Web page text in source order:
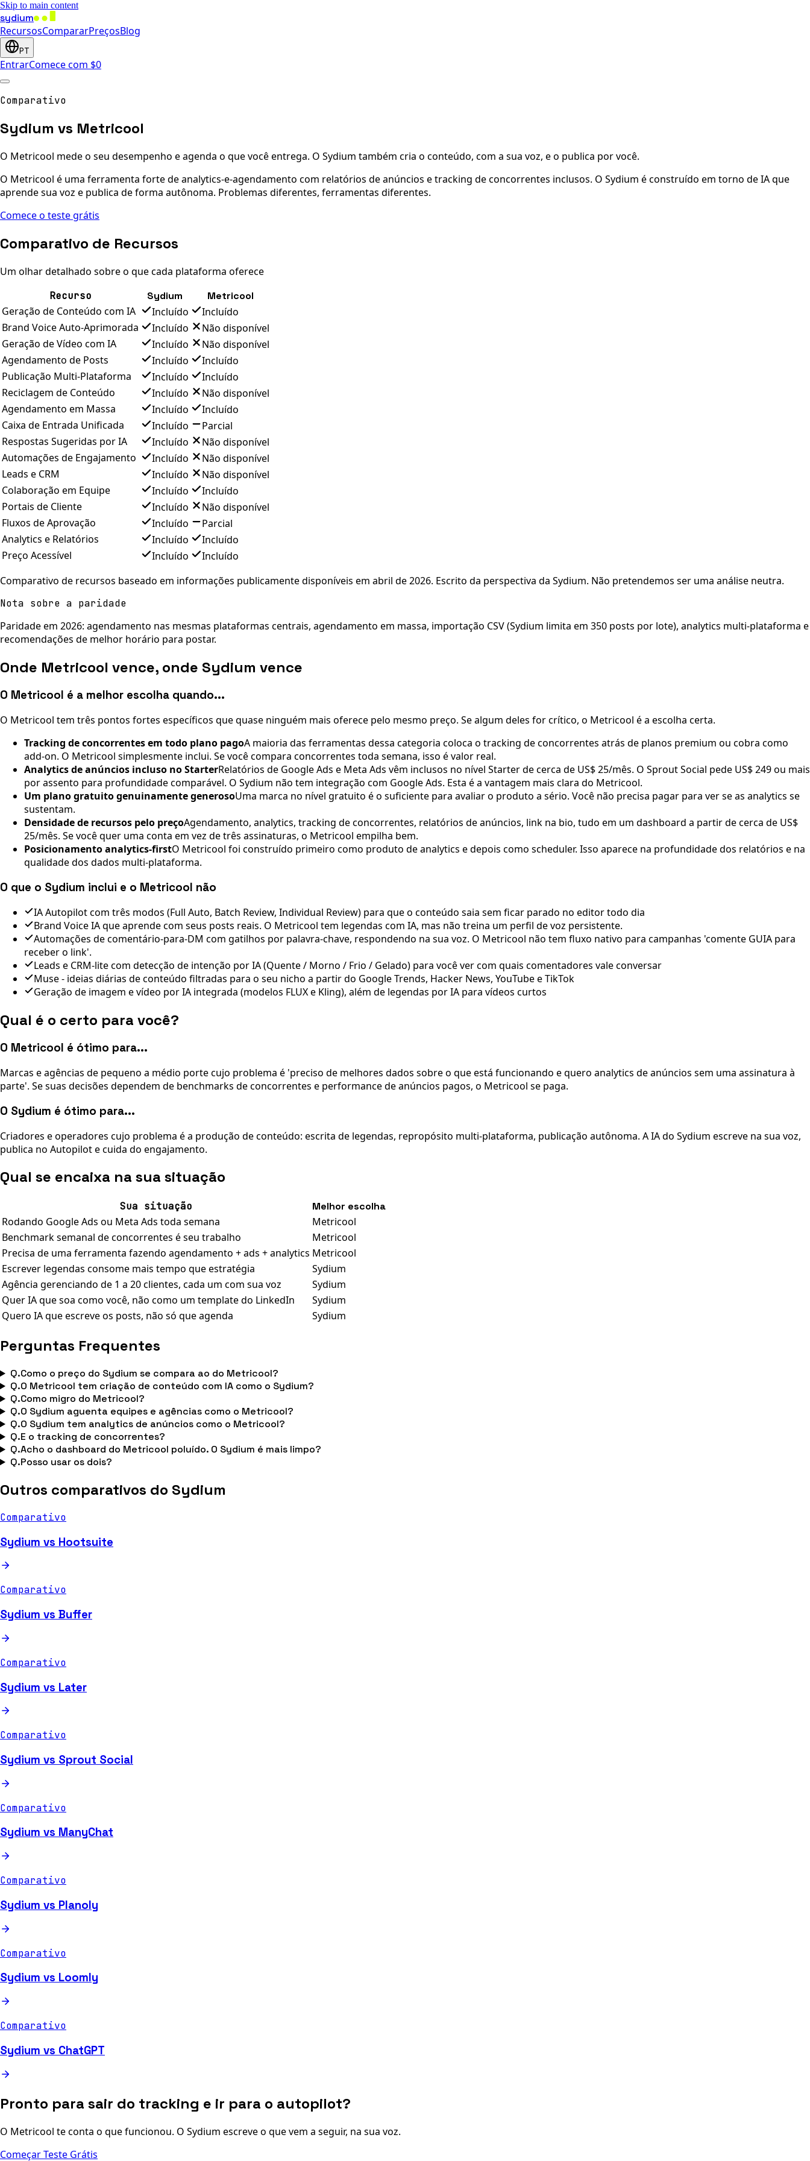
Skip to main content
sydium
RecursosCompararPreçosBlog
PT
EntrarComece com $0
Comparativo
Sydium vs Metricool
O Metricool mede o seu desempenho e agenda o que você entrega. O Sydium também cria o conteúdo, com a sua voz, e o publica por você.
O Metricool é uma ferramenta forte de analytics-e-agendamento com relatórios de anúncios e tracking de concorrentes inclusos. O Sydium é construído em torno de IA que
aprende sua voz e publica de forma autônoma. Problemas diferentes, ferramentas diferentes.
Comece o teste grátis
Comparativo de Recursos
Um olhar detalhado sobre o que cada plataforma oferece
Recurso Sydium Metricool
Geração de Conteúdo com IA Incluído
Incluído
Brand Voice Auto-Aprimorada
Incluído
Não disponível
Geração de Vídeo com IA
Incluído
Não disponível
Agendamento de Posts
Incluído
Incluído
Publicação Multi-Plataforma
Incluído
Incluído
Reciclagem de Conteúdo
Incluído
Não disponível
Agendamento em Massa
Incluído
Incluído
Caixa de Entrada Unificada
Incluído
Parcial
Respostas Sugeridas por IA
Incluído
Não disponível
Automações de Engajamento
Incluído
Não disponível
Leads e CRM
Incluído
Não disponível
Colaboração em Equipe
Incluído
Incluído
Portais de Cliente
Incluído
Não disponível
Fluxos de Aprovação
Incluído
Parcial
Analytics e Relatórios
Incluído
Incluído
Preço Acessível
Incluído
Incluído
Comparativo de recursos baseado em informações publicamente disponíveis em abril de 2026. Escrito da perspectiva da Sydium. Não pretendemos ser uma análise neutra.
Nota sobre a paridade
Paridade em 2026: agendamento nas mesmas plataformas centrais, agendamento em massa, importação CSV (Sydium limita em 350 posts por lote), analytics multi-plataforma e
recomendações de melhor horário para postar.
Onde Metricool vence, onde Sydium vence
O Metricool é a melhor escolha quando...
O Metricool tem três pontos fortes específicos que quase ninguém mais oferece pelo mesmo preço. Se algum deles for crítico, o Metricool é a escolha certa.
Tracking de concorrentes em todo plano pagoA maioria das ferramentas dessa categoria coloca o tracking de concorrentes atrás de planos premium ou cobra como
add-on. O Metricool simplesmente inclui. Se você compara concorrentes toda semana, isso é valor real.
Analytics de anúncios incluso no StarterRelatórios de Google Ads e Meta Ads vêm inclusos no nível Starter de cerca de US$ 25/mês. O Sprout Social pede US$ 249 ou mais
por assento para profundidade comparável. O Sydium não tem integração com Google Ads. Esta é a vantagem mais clara do Metricool.
Um plano gratuito genuinamente generosoUma marca no nível gratuito é o suficiente para avaliar o produto a sério. Você não precisa pagar para ver se as analytics se
sustentam.
Densidade de recursos pelo preçoAgendamento, analytics, tracking de concorrentes, relatórios de anúncios, link na bio, tudo em um dashboard a partir de cerca de US$
25/mês. Se você quer uma conta em vez de três assinaturas, o Metricool empilha bem.
Posicionamento analytics-firstO Metricool foi construído primeiro como produto de analytics e depois como scheduler. Isso aparece na profundidade dos relatórios e na
qualidade dos dados multi-plataforma.
O que o Sydium inclui e o Metricool não
IA Autopilot com três modos (Full Auto, Batch Review, Individual Review) para que o conteúdo saia sem ficar parado no editor todo dia
Brand Voice IA que aprende com seus posts reais. O Metricool tem legendas com IA, mas não treina um perfil de voz persistente.
Automações de comentário-para-DM com gatilhos por palavra-chave, respondendo na sua voz. O Metricool não tem fluxo nativo para campanhas 'comente GUIA para
receber o link'.
Leads e CRM-lite com detecção de intenção por IA (Quente / Morno / Frio / Gelado) para você ver com quais comentadores vale conversar
Muse - ideias diárias de conteúdo filtradas para o seu nicho a partir do Google Trends, Hacker News, YouTube e TikTok
Geração de imagem e vídeo por IA integrada (modelos FLUX e Kling), além de legendas por IA para vídeos curtos
Qual é o certo para você?
O Metricool é ótimo para...
Marcas e agências de pequeno a médio porte cujo problema é 'preciso de melhores dados sobre o que está funcionando e quero analytics de anúncios sem uma assinatura à
parte'. Se suas decisões dependem de benchmarks de concorrentes e performance de anúncios pagos, o Metricool se paga.
O Sydium é ótimo para...
Criadores e operadores cujo problema é a produção de conteúdo: escrita de legendas, repropósito multi-plataforma, publicação autônoma. A IA do Sydium escreve na sua voz,
publica no Autopilot e cuida do engajamento.
Qual se encaixa na sua situação
Sua situação Melhor escolha
Rodando Google Ads ou Meta Ads toda semana
Metricool
Benchmark semanal de concorrentes é seu trabalho
Metricool
Precisa de uma ferramenta fazendo agendamento + ads + analytics Metricool
Escrever legendas consome mais tempo que estratégia
Sydium
Agência gerenciando de 1 a 20 clientes, cada um com sua voz
Sydium
Quer IA que soa como você, não como um template do LinkedIn
Sydium
Quero IA que escreve os posts, não só que agenda
Sydium
Perguntas Frequentes
Q.Como o preço do Sydium se compara ao do Metricool?
Q.O Metricool tem criação de conteúdo com IA como o Sydium?
Q.Como migro do Metricool?
Q.O Sydium aguenta equipes e agências como o Metricool?
Q.O Sydium tem analytics de anúncios como o Metricool?
Q.E o tracking de concorrentes?
Q.Acho o dashboard do Metricool poluído. O Sydium é mais limpo?
Q.Posso usar os dois?
Outros comparativos do Sydium
Comparativo
Sydium vs Hootsuite
Comparativo
Sydium vs Buffer
Comparativo
Sydium vs Later
Comparativo
Sydium vs Sprout Social
Comparativo
Sydium vs ManyChat
Comparativo
Sydium vs Planoly
Comparativo
Sydium vs Loomly
Comparativo
Sydium vs ChatGPT
Pronto para sair do tracking e ir para o autopilot?
O Metricool te conta o que funcionou. O Sydium escreve o que vem a seguir, na sua voz.
Começar Teste Grátis